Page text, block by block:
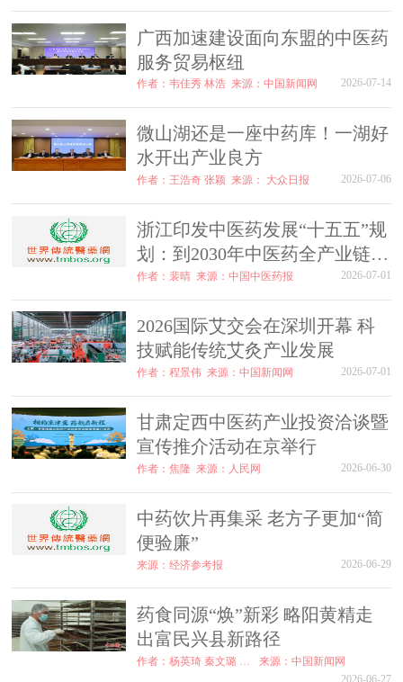
广西加速建设面向东盟的中医药
服务贸易枢纽
作者：韦佳秀 林浩 来源：中国新闻网 2026-07-14
微山湖还是一座中药库！一湖好
水开出产业良方
作者：王浩奇 张颖 来源： 大众日报 2026-07-06
浙江印发中医药发展“十五五”规
划：到2030年中医药全产业链规
模达到3000亿元
作者：裴晴 来源：中国中医药报 2026-07-01
2026国际艾交会在深圳开幕 科
技赋能传统艾灸产业发展
作者：程景伟 来源：中国新闻网 2026-07-01
甘肃定西中医药产业投资洽谈暨
宣传推介活动在京举行
作者：焦隆 来源：人民网 2026-06-30
中药饮片再集采 老方子更加“简
便验廉”
来源：经济参考报 2026-06-29
药食同源“焕”新彩 略阳黄精走
出富民兴县新路径
来源：中国新闻网
2026-06-27